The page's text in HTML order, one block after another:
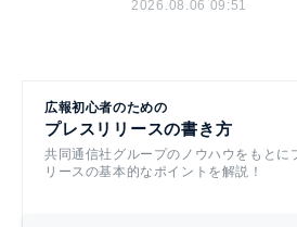
2026.08.06 09:51
広報初心者のための
プレスリリースの書き方
共同通信社グループのノウハウをもとに
リースの基本的なポイントを解説！